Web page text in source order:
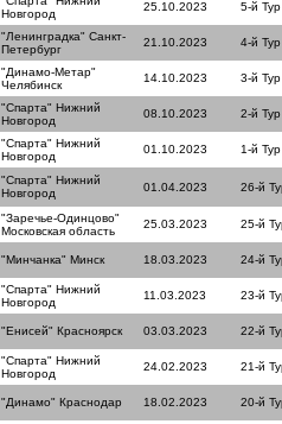
Новгород
25.10.2023 5-й Тур
"Ленинградка" Санкт-
Петербург
21.10.2023 4-й Тур
"Динамо-Метар"
Челябинск
14.10.2023 3-й Тур
"Спарта" Нижний
Новгород
08.10.2023 2-й Тур
"Спарта" Нижний
Новгород
01.10.2023 1-й Тур
"Спарта" Нижний
Новгород
01.04.2023 26-й
"Заречье-Одинцово"
Московская область
25.03.2023 25-й
"Минчанка" Минск 18.03.2023 24-й
"Спарта" Нижний
Новгород
11.03.2023 23-й
"Енисей" Красноярск 03.03.2023 22-й
"Спарта" Нижний
Новгород
24.02.2023 21-й
"Динамо" Краснодар 18.02.2023 20-й